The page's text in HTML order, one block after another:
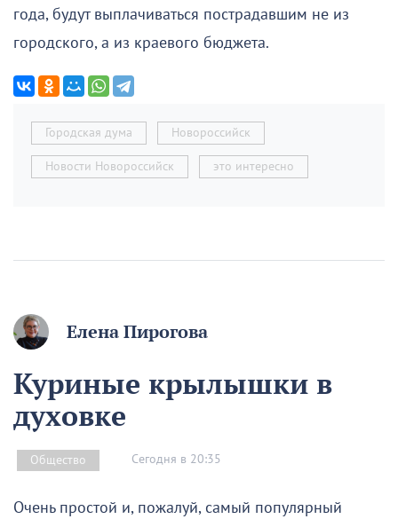
года, будут выплачиваться пострадавшим не из
городского, а из краевого бюджета.
Городская дума Новороссийск
Новости Новороссийск это интересно
Елена Пирогова
Куриные крылышки в
духовке
Общество Сегодня в 20:35
Очень простой и, пожалуй, самый популярный